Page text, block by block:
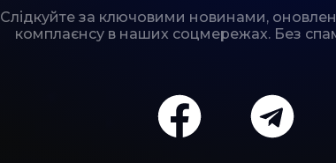
Слідкуйте за ключовими новинами,
комплаєнсу в наших соцмережах. Без